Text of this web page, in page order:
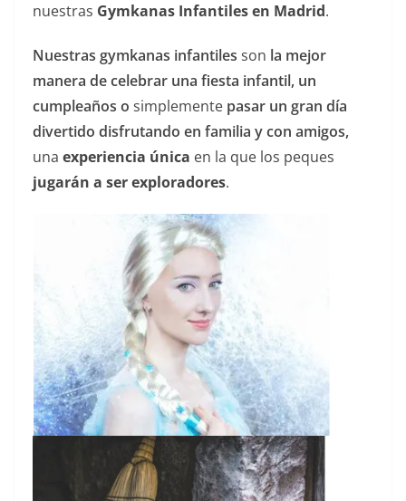
nuestras Gymkanas Infantiles en Madrid.
Nuestras gymkanas infantiles son la mejor
manera de celebrar una fiesta infantil, un
cumpleaños o simplemente pasar un gran día
divertido disfrutando en familia y con amigos,
una experiencia única en la que los peques
jugarán a ser exploradores.